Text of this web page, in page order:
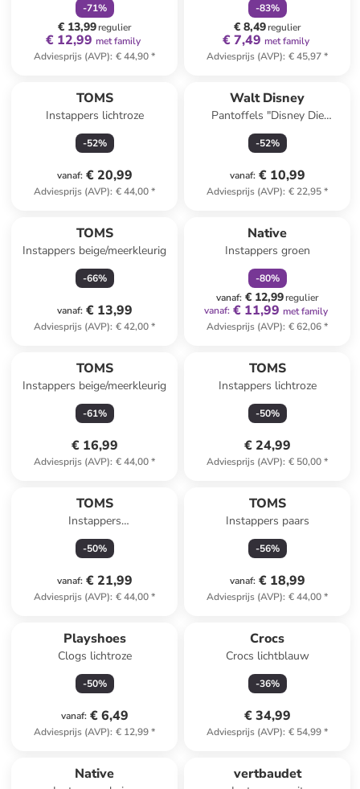
-71%
€ 13,99regulier
€ 12,99 met family
Adviesprijs (AVP): € 44,90*
-83%
€ 8,49regulier
€ 7,49 met family
Adviesprijs (AVP): € 45,97*
TOMS
Instappers lichtroze
-52%
vanaf: € 20,99
Adviesprijs (AVP): € 44,00*
Walt Disney
Pantoffels "Disney Die
Eiskönigin" lichtblauw
-52%
vanaf: € 10,99
Adviesprijs (AVP): € 22,95*
TOMS
Instappers beige/meerkleurig
-66%
vanaf: € 13,99
Adviesprijs (AVP): € 42,00*
Native
Instappers groen
-80%
vanaf: € 12,99regulier
vanaf: € 11,99 met family
Adviesprijs (AVP): € 62,06*
TOMS
Instappers beige/meerkleurig
-61%
€ 16,99
Adviesprijs (AVP): € 44,00*
TOMS
Instappers lichtroze
-50%
€ 24,99
Adviesprijs (AVP): € 50,00*
TOMS
Instappers
turquoise/meerkleurig
-50%
vanaf: € 21,99
Adviesprijs (AVP): € 44,00*
TOMS
Instappers paars
-56%
vanaf: € 18,99
Adviesprijs (AVP): € 44,00*
Playshoes
Clogs lichtroze
-50%
vanaf: € 6,49
Adviesprijs (AVP): € 12,99*
Crocs
Crocs lichtblauw
-36%
€ 34,99
Adviesprijs (AVP): € 54,99*
Native vertbaudet